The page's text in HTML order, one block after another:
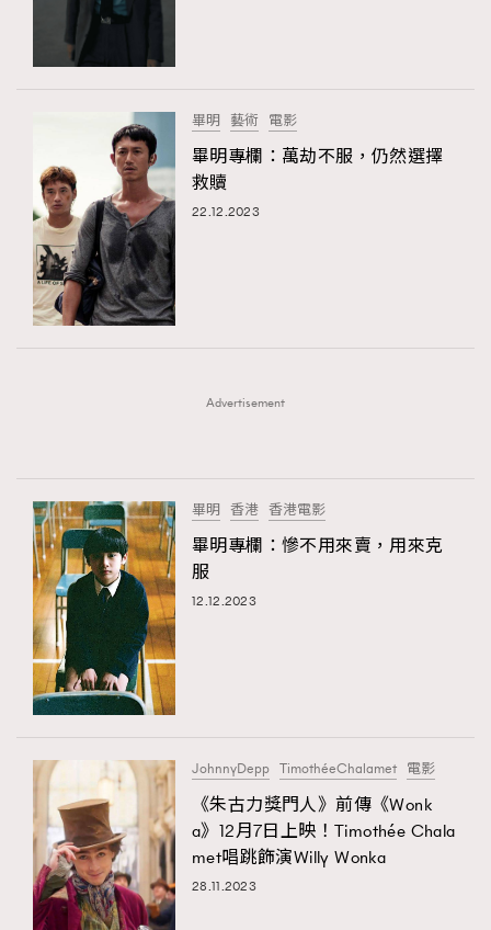
玩物壯志 1
本人已詳閱並同意遵守本文列明條款及細則。 請瀏覽
(nmg.com.hk/privacy
本人願意接收新傳媒集團的最新消息及其他宣傳資訊，本人同意
About us Collaboration Opportunity Disclaimer
New Media Group | Madame Figaro editions: France | Greece
| Japan |
畢明 藝術 電影
畢明專欄：萬劫不服，仍然選擇
救贖
22.12.2023
Advertisement
畢明 香港 香港電影
畢明專欄：慘不用來賣，用來克
服
12.12.2023
JohnnyDepp TimothéeChalamet 電影
《朱古力獎門人》前傳《Wonk
a》12月7日上映！Timothée Chala
met唱跳飾演Willy Wonka
28.11.2023